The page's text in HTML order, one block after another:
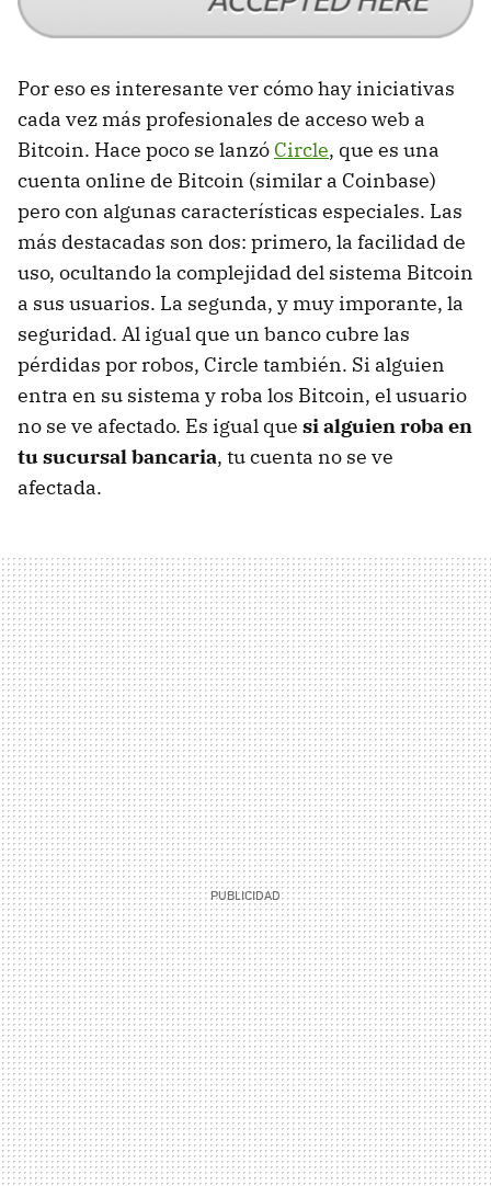
Por eso es interesante ver cómo hay iniciativas
cada vez más profesionales de acceso web a
Bitcoin. Hace poco se lanzó Circle, que es una
cuenta online de Bitcoin (similar a Coinbase)
pero con algunas características especiales. Las
más destacadas son dos: primero, la facilidad de
uso, ocultando la complejidad del sistema Bitcoin
a sus usuarios. La segunda, y muy imporante, la
seguridad. Al igual que un banco cubre las
pérdidas por robos, Circle también. Si alguien
entra en su sistema y roba los Bitcoin, el usuario
no se ve afectado. Es igual que si alguien roba en
tu sucursal bancaria, tu cuenta no se ve
afectada.